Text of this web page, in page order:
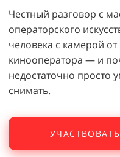
Честный разговор с
операторского
человека с камерой
кинооператора — и
недостаточно просто
снимать.